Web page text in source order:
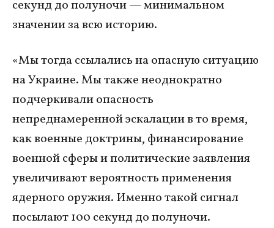
секунд до полуночи — минимальном
значении за всю историю.
«Мы тогда ссылались на опасную ситуацию
на Украине. Мы также неоднократно
подчеркивали опасность
непреднамеренной эскалации в то время,
как военные доктрины, финансирование
военной сферы и политические заявления
увеличивают вероятность применения
ядерного оружия. Именно такой сигнал
посылают 100 секунд до полуночи.